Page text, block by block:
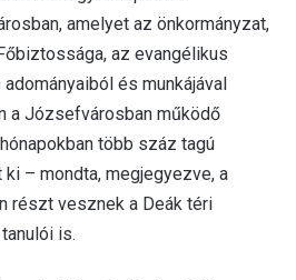
amelyet az önkormányzat,
az evangélikus
és munkájával
a Józsefvárosban működő
több száz tagú
– mondta, megjegyezve, a
részt vesznek a Deák téri
is.